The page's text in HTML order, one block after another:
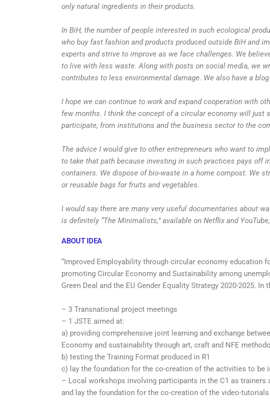
only natural ingredients in their products.
In BiH, the number of people interested in such ecological
who buy fast fashion and products produced outside BiH and
experts and strive to improve as we face challenges. We
to live with less waste. Along with posts on social media, we
contributes to less environmental damage. We also have a
I hope we can continue to work and expand cooperation with
few months. I think the concept of a circular economy will
participate, from institutions and the business sector to the
The advice I would give to other entrepreneurs who want to
to take that path because investing in such practices pays off
containers. We dispose of bio-waste in a home compost. We
or reusable bags for fruits and vegetables.
I would say there are many very useful documentaries about
is definitely “The Minimalists,” available on Netflix and
ABOUT IDEA
“Improved Employability through circular economy education
promoting Circular Economy and Sustainability among
Green Deal and the EU Gender Equality Strategy 2020-2025.
– 3 Transnational project meetings
– 1 JSTE aimed at:
a) providing comprehensive joint learning and exchange
Economy and sustainability through art, craft and NFE
b) testing the Training Format produced in R1
c) lay the foundation for the co-creation of the activities to be
– Local workshops involving participants in the C1 as
and lay the foundation for the co-creation of the video-